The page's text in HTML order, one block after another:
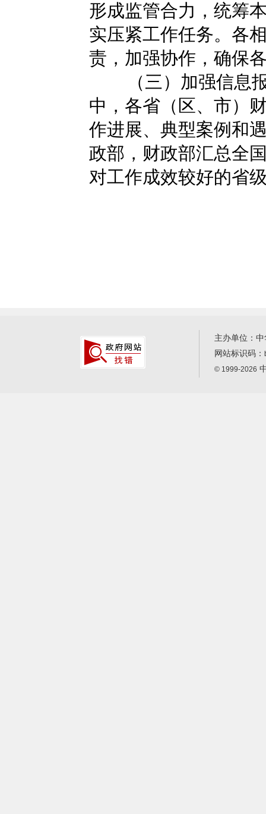
形成监管合力，统筹
实压紧工作任务。各
责，加强协作，确保
（三）加强信息
中，各省（区、市）
作进展、典型案例和
政部，财政部汇总全
对工作成效较好的省
主办单位：
网站标识码：
© 1999-2026